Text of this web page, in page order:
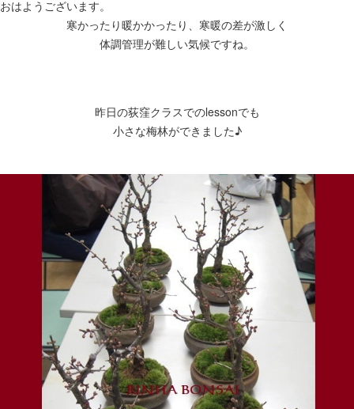
おはようございます。
寒かったり暖かかったり、寒暖の差が激しく
体調管理が難しい気候ですね。
昨日の荻窪クラスでのlessonでも
小さな梅林ができました♪